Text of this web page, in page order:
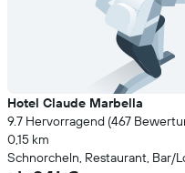
Hotel Claude Marbella
9.7 Hervorragend (467
0,15 km
Schnorcheln, Restaurant, Bar/